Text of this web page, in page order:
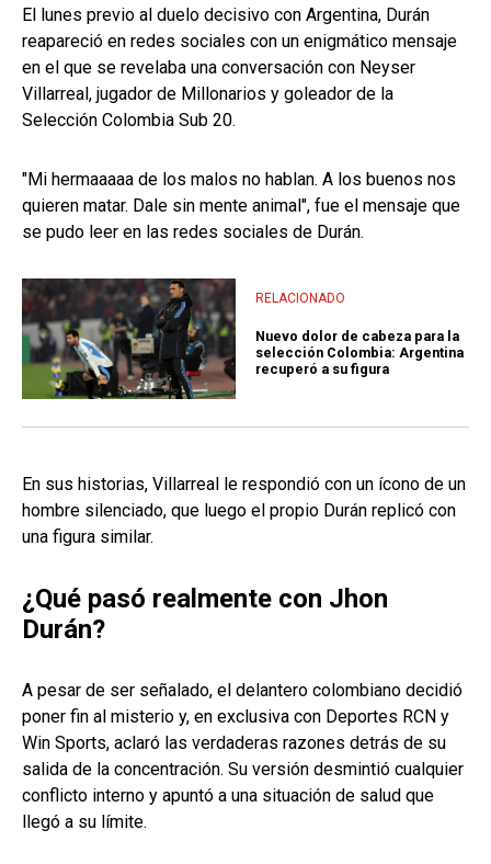
El lunes previo al duelo decisivo con Argentina, Durán
reapareció en redes sociales con un enigmático mensaje
en el que se revelaba una conversación con Neyser
Villarreal, jugador de Millonarios y goleador de la
Selección Colombia Sub 20.
"Mi hermaaaaa de los malos no hablan. A los buenos nos
quieren matar. Dale sin mente animal", fue el mensaje que
se pudo leer en las redes sociales de Durán.
RELACIONADO
Nuevo dolor de cabeza para la
selección Colombia: Argentina
recuperó a su figura
En sus historias, Villarreal le respondió con un ícono de un
hombre silenciado, que luego el propio Durán replicó con
una figura similar.
¿Qué pasó realmente con Jhon
Durán?
A pesar de ser señalado, el delantero colombiano decidió
poner fin al misterio y, en exclusiva con Deportes RCN y
Win Sports, aclaró las verdaderas razones detrás de su
salida de la concentración. Su versión desmintió cualquier
conflicto interno y apuntó a una situación de salud que
llegó a su límite.